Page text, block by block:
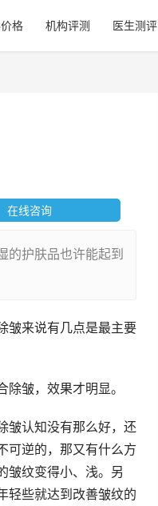
格 机构评测 医生测评
在线咨询
的护肤品也许能起到
皱来说有几点是最主要
皱，效果才明显。
皱认知没有那么好，还
可逆的，那又有什么方
皱纹变得小、浅。另
轻些就达到改善皱纹的